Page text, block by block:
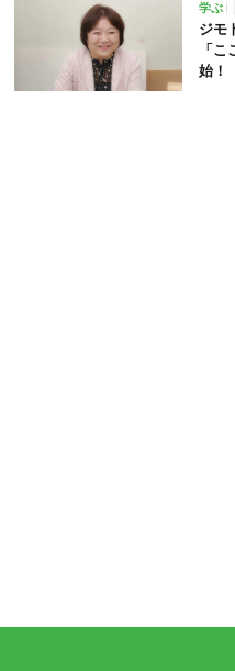
学ぶ
ジモ
「
始！